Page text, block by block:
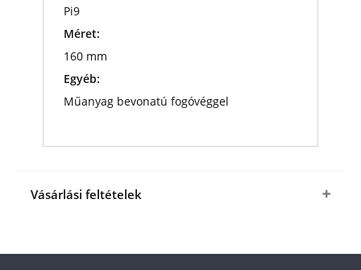
Pi9
Méret:
160 mm
Egyéb:
Műanyag bevonatú fogóvéggel
Vásárlási feltételek
(Pi9)a fenti kedvező áron (+ azÁSZF-ben